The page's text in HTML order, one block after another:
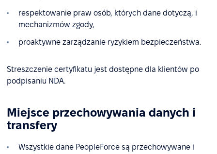
respektowanie praw osób, których dane dotyczą, i
mechanizmów zgody,
proaktywne zarządzanie ryzykiem bezpieczeństwa.
Streszczenie certyfikatu jest dostępne dla klientów po
podpisaniu NDA.
Miejsce przechowywania danych i
transfery
Wszystkie dane PeopleForce są przechowywane i